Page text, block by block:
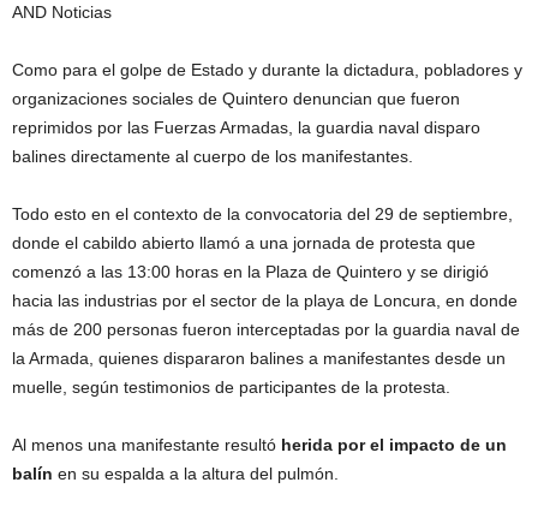
AND Noticias
Como para el golpe de Estado y durante la dictadura, pobladores y
organizaciones sociales de Quintero denuncian que fueron
reprimidos por las Fuerzas Armadas, la guardia naval disparo
balines directamente al cuerpo de los manifestantes.
Todo esto en el contexto de la convocatoria del 29 de septiembre,
donde el cabildo abierto llamó a una jornada de protesta que
comenzó a las 13:00 horas en la Plaza de Quintero y se dirigió
hacia las industrias por el sector de la playa de Loncura, en donde
más de 200 personas fueron interceptadas por la guardia naval de
la Armada, quienes dispararon balines a manifestantes desde un
muelle, según testimonios de participantes de la protesta.
Al menos una manifestante resultó herida por el impacto de un
balín en su espalda a la altura del pulmón.